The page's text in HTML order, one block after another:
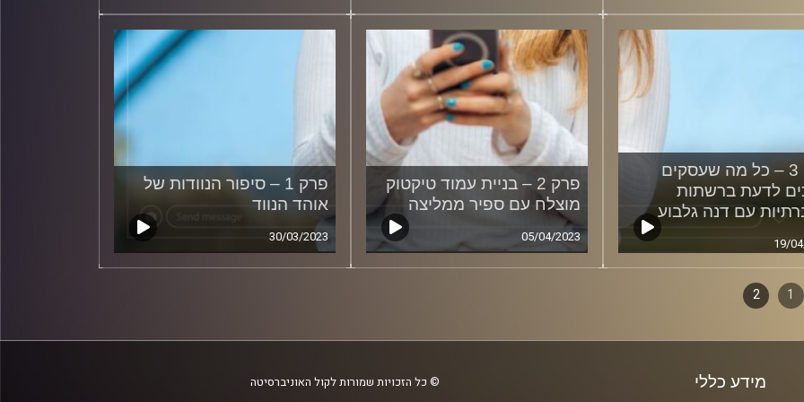
פרק 3 – כל מה שעסקים
לדעת ברשתות
עם דנה גלבוע
19/
פרק 2 – בניית עמוד טיקטוק
מוצלח עם ספיר ממליצה
05/04/2023
פרק 1 – סיפור הנוודות של
אוהד הנווד
30/03/2023
1
2
מידע כללי © כל הזכויות שמורות לקול האוניברסיטה